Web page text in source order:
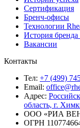
Сертификация
Бренч-офисы
Технологии
История
Вакансии
Контакты
Тел: +7 (499)
Email:
Адрес:
область, г.
ООО «РИА
ОГРН